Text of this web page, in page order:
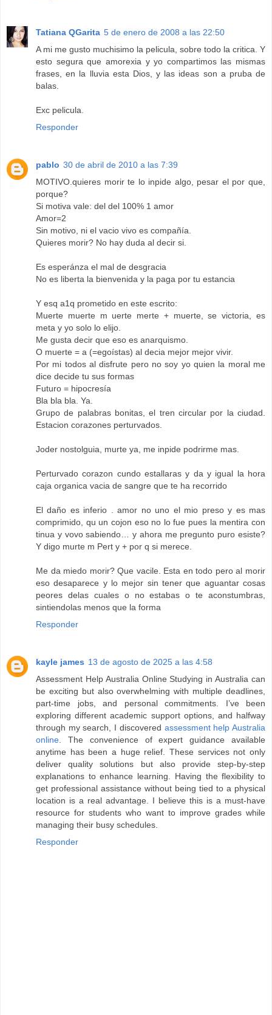
Tatiana QGarita 5 de enero de 2008 a las 22:50
A mi me gusto muchisimo la pelicula, sobre todo la critica. Y
esto segura que amorexia y yo compartimos las mismas
frases, en la lluvia esta Dios, y las ideas son a pruba de
balas.
Exc pelicula.
Responder
pablo 30 de abril de 2010 a las 7:39
MOTIVO.quieres morir te lo inpide algo, pesar el por que,
porque?
Si motiva vale: del del 100% 1 amor
Amor=2
Sin motivo, ni el vacio vivo es compañía.
Quieres morir? No hay duda al decir si.
Es esperánza el mal de desgracia
No es liberta la bienvenida y la paga por tu estancia
Y esq a1q prometido en este escrito:
Muerte muerte m uerte merte + muerte, se victoria, es
meta y yo solo lo elijo.
Me gusta decir que eso es anarquismo.
O muerte = a (=egoístas) al decia mejor mejor vivir.
Por mi todos al disfrute pero no soy yo quien la moral me
dice decide tu sus formas
Futuro = hipocresía
Bla bla bla. Ya.
Grupo de palabras bonitas, el tren circular por la ciudad.
Estacion corazones perturvados.
Joder nostolguia, murte ya, me inpide podrirme mas.
Perturvado corazon cundo estallaras y da y igual la hora
caja organica vacia de sangre que te ha recorrido
El daño es inferio . amor no uno el mio preso y es mas
comprimido, qu un cojon eso no lo fue pues la mentira con
tinua y vovo sabiendo… y ahora me pregunto puro esiste?
Y digo murte m Pert y + por q si merece.
Me da miedo morir? Que vacile. Esta en todo pero al morir
eso desaparece y lo mejor sin tener que aguantar cosas
peores delas cuales o no estabas o te aconstumbras,
sintiendolas menos que la forma
Responder
kayle james 13 de agosto de 2025 a las 4:58
Assessment Help Australia Online Studying in Australia can
be exciting but also overwhelming with multiple deadlines,
part-time jobs, and personal commitments. I’ve been
exploring different academic support options, and halfway
through my search, I discovered assessment help Australia
online . The convenience of expert guidance available
anytime has been a huge relief. These services not only
deliver quality solutions but also provide step-by-step
explanations to enhance learning. Having the flexibility to
get professional assistance without being tied to a physical
location is a real advantage. I believe this is a must-have
resource for students who want to improve grades while
managing their busy schedules.
Responder